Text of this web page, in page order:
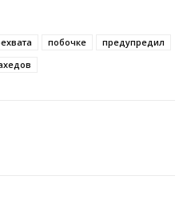
побочке
предупредил